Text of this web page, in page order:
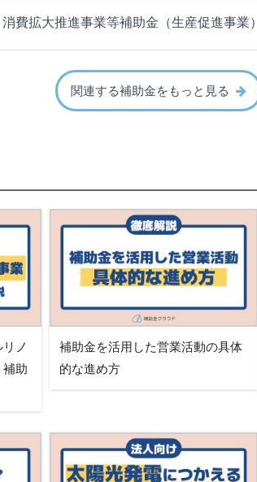
費拡大推進事業等補助金（生産促進事業）
関連する補助金をもっと見る
ノ
補助
補助金を活用した営業活動の具体
的な進め方